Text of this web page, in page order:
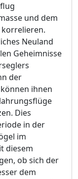
und dem
Neuland
Geheimnisse
der
ihnen
Dies
in der
im
diesem
ob sich der
dem